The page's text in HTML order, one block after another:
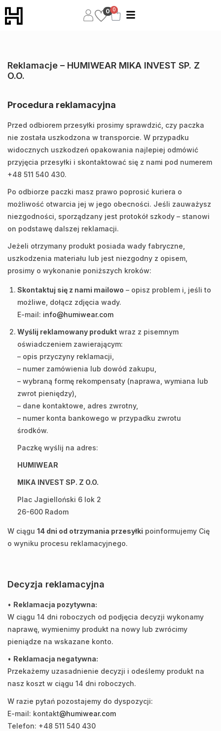
0 0
Reklamacje – HUMIWEAR MIKA INVEST SP. Z
O.O.
Procedura reklamacyjna
Przed odbiorem przesyłki prosimy sprawdzić, czy paczka
nie została uszkodzona w transporcie. W przypadku
widocznych uszkodzeń opakowania najlepiej odmówić
przyjęcia przesyłki i skontaktować się z nami pod numerem
+48 511 540 430.
Po odbiorze paczki masz prawo poprosić kuriera o
możliwość otwarcia jej w jego obecności. Jeśli zauważysz
niezgodności, sporządzany jest protokół szkody – stanowi
on podstawę dalszej reklamacji.
Jeżeli otrzymany produkt posiada wady fabryczne,
uszkodzenia materiału lub jest niezgodny z opisem,
prosimy o wykonanie poniższych kroków:
Skontaktuj się z nami mailowo – opisz problem i, jeśli to
możliwe, dołącz zdjęcia wady.
E-mail: info@humiwear.com
Wyślij reklamowany produkt wraz z pisemnym
oświadczeniem zawierającym:
– opis przyczyny reklamacji,
– numer zamówienia lub dowód zakupu,
– wybraną formę rekompensaty (naprawa, wymiana lub
zwrot pieniędzy),
– dane kontaktowe, adres zwrotny,
– numer konta bankowego w przypadku zwrotu
środków.
Paczkę wyślij na adres:
HUMIWEAR
MIKA INVEST SP. Z O.O.
Plac Jagielloński 6 lok 2
26-600 Radom
W ciągu 14 dni od otrzymania przesyłki poinformujemy Cię
o wyniku procesu reklamacyjnego.
Decyzja reklamacyjna
• Reklamacja pozytywna:
W ciągu 14 dni roboczych od podjęcia decyzji wykonamy
naprawę, wymienimy produkt na nowy lub zwrócimy
pieniądze na wskazane konto.
• Reklamacja negatywna:
Przekażemy uzasadnienie decyzji i odeślemy produkt na
nasz koszt w ciągu 14 dni roboczych.
W razie pytań pozostajemy do dyspozycji:
E-mail: kontakt@humiwear.com
Telefon: +48 511 540 430